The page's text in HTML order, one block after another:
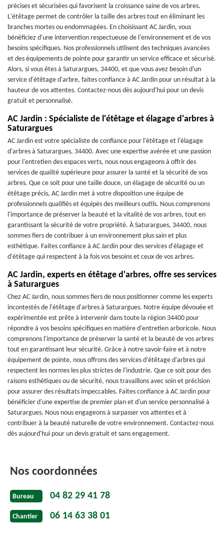
précises et sécurisées qui favorisent la croissance saine de vos arbres.
L'étêtage permet de contrôler la taille des arbres tout en éliminant les
branches mortes ou endommagées. En choisissant AC Jardin, vous
bénéficiez d'une intervention respectueuse de l'environnement et de vos
besoins spécifiques. Nos professionnels utilisent des techniques avancées
et des équipements de pointe pour garantir un service efficace et sécurisé.
Alors, si vous êtes à Saturargues, 34400, et que vous avez besoin d'un
service d'étêtage d'arbre, faites confiance à AC Jardin pour un résultat à la
hauteur de vos attentes. Contactez-nous dès aujourd'hui pour un devis
gratuit et personnalisé.
AC Jardin : Spécialiste de l'étêtage et élagage d'arbres à
Saturargues
AC Jardin est votre spécialiste de confiance pour l'étêtage et l'élagage
d'arbres à Saturargues, 34400. Avec une expertise avérée et une passion
pour l'entretien des espaces verts, nous nous engageons à offrir des
services de qualité supérieure pour assurer la santé et la sécurité de vos
arbres. Que ce soit pour une taille douce, un élagage de sécurité ou un
étêtage précis, AC Jardin met à votre disposition une équipe de
professionnels qualifiés et équipés des meilleurs outils. Nous comprenons
l'importance de préserver la beauté et la vitalité de vos arbres, tout en
garantissant la sécurité de votre propriété. À Saturargues, 34400, nous
sommes fiers de contribuer à un environnement plus sain et plus
esthétique. Faites confiance à AC Jardin pour des services d'élagage et
d'étêtage qui respectent à la fois vos besoins et ceux de vos arbres.
AC Jardin, experts en étêtage d'arbres, offre ses services
à Saturargues
Chez AC Jardin, nous sommes fiers de nous positionner comme les experts
incontestés de l'étêtage d'arbres à Saturargues. Notre équipe dévouée et
expérimentée est prête à intervenir dans toute la région 34400 pour
répondre à vos besoins spécifiques en matière d'entretien arboricole. Nous
comprenons l'importance de préserver la santé et la beauté de vos arbres
tout en garantissant leur sécurité. Grâce à notre savoir-faire et à notre
équipement de pointe, nous offrons des services d'étêtage d'arbres qui
respectent les normes les plus strictes de l'industrie. Que ce soit pour des
raisons esthétiques ou de sécurité, nous travaillons avec soin et précision
pour assurer des résultats impeccables. Faites confiance à AC Jardin pour
bénéficier d'une expertise de premier plan et d'un service personnalisé à
Saturargues. Nous nous engageons à surpasser vos attentes et à
contribuer à la beauté naturelle de votre environnement. Contactez-nous
dès aujourd'hui pour un devis gratuit et sans engagement.
Nos coordonnées
Bureau 04 82 29 41 78
Chantier 06 14 63 38 01